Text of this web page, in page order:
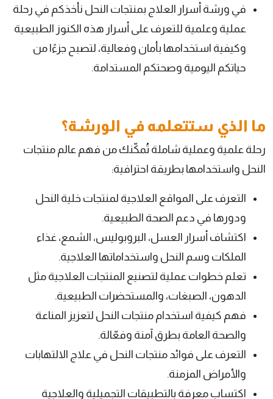
في ورشة أسرار العلاج بمنتجات النحل نأخذكم في رحلة
عملية وعلمية للتعرف على أسرار هذه الكنوز الطبيعية
وكيفية استخدامها بأمان وفعالية، لتصبح جزءًا من
حياتكم اليومية وصحتكم المستدامة.
ما الذي ستتعلمه في الورشة؟
رحلة علمية وعملية شاملة تُمكّنك من فهم عالم منتجات
النحل واستخدامها بطريقة احترافية:
التعرف على المواقع العلاجية لمنتجات خلية النحل
ودورها في دعم الصحة الطبيعية.
اكتشاف أسرار العسل، البروبوليس، الشمع، غذاء
الملكات وسم النحل واستخداماتها العلاجية.
تعلم خطوات عملية لتصنيع المنتجات العلاجية مثل
الدهون، الصبغات، والمستحضرات الطبيعية.
فهم كيفية استخدام منتجات النحل لتعزيز المناعة
والصحة العامة بطرق آمنة وفعّالة.
التعرف على فوائد منتجات النحل في علاج الالتهابات
والأمراض المزمنة.
اكتساب معرفة بالتطبيقات التجميلية والعلاجية